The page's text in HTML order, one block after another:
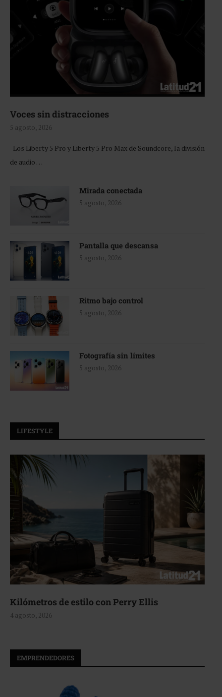
Voces sin distracciones
5 agosto, 2026
Los Liberty 5 Pro y Liberty 5 Pro Max de Soundcore, la división
de audio …
Mirada conectada
5 agosto, 2026
Pantalla que descansa
5 agosto, 2026
Ritmo bajo control
5 agosto, 2026
Fotografía sin límites
5 agosto, 2026
LIFESTYLE
Aerie, texturas que fluyen
4 agosto, 2026
EMPRENDEDORES